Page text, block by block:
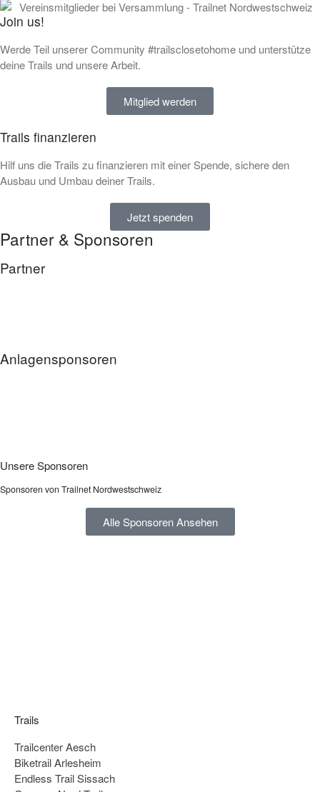
Join us!
Werde Teil unserer Community #trailsclosetohome und unterstütze
deine Trails und unsere Arbeit.
Mitglied werden
Trails finanzieren
Hilf uns die Trails zu finanzieren mit einer Spende, sichere den
Ausbau und Umbau deiner Trails.
Jetzt spenden
Partner & Sponsoren
Partner
Anlagensponsoren
Unsere Sponsoren
Sponsoren von Trailnet Nordwestschweiz
Alle Sponsoren Ansehen
Trails
Trailcenter Aesch
Biketrail Arlesheim
Endless Trail Sissach